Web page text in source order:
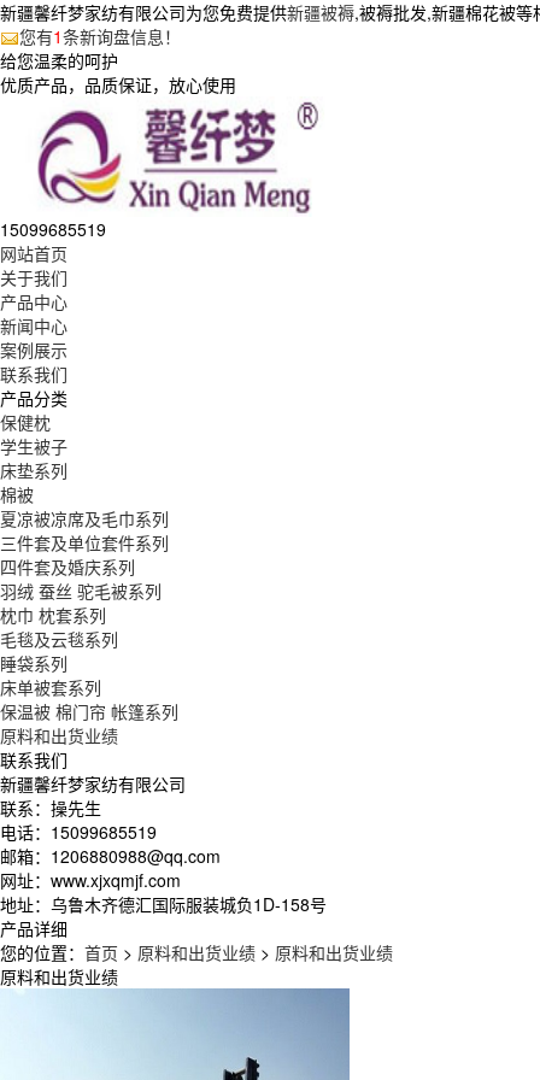
新疆馨纤梦家纺有限公司为您免费提供新疆被褥,被褥批发,新疆棉花被
您有1条新询盘信息！
给您温柔的呵护
优质产品，品质保证，放心使用
15099685519
网站首页
关于我们
产品中心
新闻中心
案例展示
联系我们
产品分类
保健枕
学生被子
床垫系列
棉被
夏凉被凉席及毛巾系列
三件套及单位套件系列
四件套及婚庆系列
羽绒 蚕丝 驼毛被系列
枕巾 枕套系列
毛毯及云毯系列
睡袋系列
床单被套系列
保温被 棉门帘 帐篷系列
原料和出货业绩
联系我们
新疆馨纤梦家纺有限公司
联系：操先生
电话：15099685519
邮箱：1206880988@qq.com
网址：www.xjxqmjf.com
地址：乌鲁木齐德汇国际服装城负1D-158号
产品详细
您的位置： 首页 > 原料和出货业绩 > 原料和出货业绩
原料和出货业绩